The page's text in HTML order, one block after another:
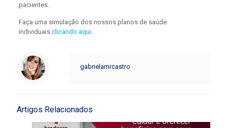
pacientes.
Faça uma simulação dos nossos planos de saúde
individuais clicando aqui.
gabrielamrcastro
Artigos Relacionados